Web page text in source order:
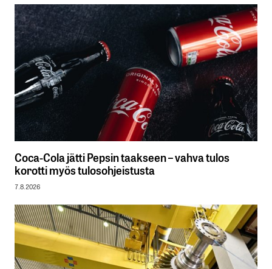
Coca-Cola jätti Pepsin taakseen – vahva tulos
korotti myös tulosohjeistusta
7.8.2026